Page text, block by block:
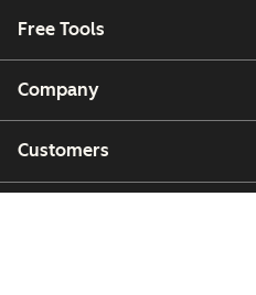
Free Tools
Company
Customers